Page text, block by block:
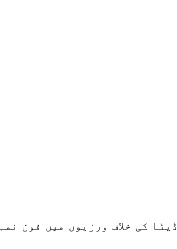
ڈیٹا کی خلاف ورزیوں میں فون